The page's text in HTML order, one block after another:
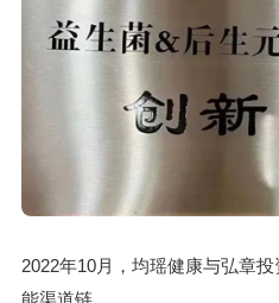
2022年10月，均瑶健康与弘章
能渠道链。